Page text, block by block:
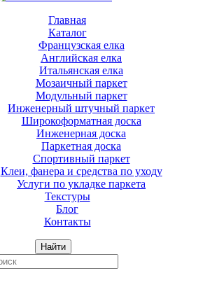
Главная
Каталог
Французская елка
Английская елка
Итальянская елка
Мозаичный паркет
Модульный паркет
Инженерный штучный паркет
Широкоформатная доска
Инженерная доска
Паркетная доска
Спортивный паркет
Клеи, фанера и средства по уходу
Услуги по укладке паркета
Текстуры
Блог
Контакты
Найти